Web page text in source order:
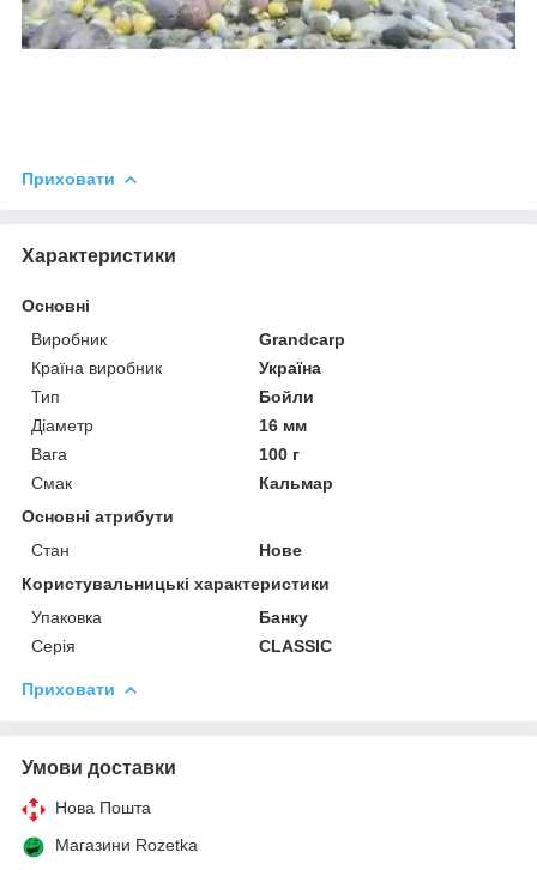
Приховати
Характеристики
Основні
Виробник
Grandcarp
Країна виробник
Україна
Тип
Бойли
Діаметр
16 мм
Вага
100 г
Смак
Кальмар
Основні атрибути
Стан
Нове
Користувальницькі характеристики
Упаковка
Банку
Серія
CLASSIC
Приховати
Умови доставки
Нова Пошта
Магазини Rozetka